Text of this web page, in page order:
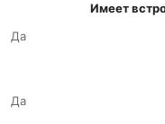
Имеет
Да
Да